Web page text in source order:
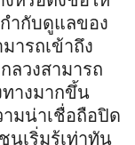
ำกับดูแลของ
ารถเข้าถึง
ลวงสามารถ
างมากขึ้น
มน่าเชื่อถือปิด
นเริ่มรู้เท่าทัน